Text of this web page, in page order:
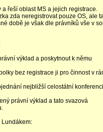
řeší oblast MS a jejich registrace.
zda neregistrovat pouze OS, ale
době je však dle právníků vše v
výklad a poskytnout k němu
bez registrace ji pro činnost v
nejbližší celostátní konferenci
právní výklad a tato svazová
Lundákem: